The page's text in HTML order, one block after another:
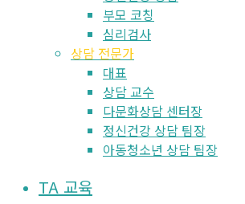
부모 코칭
심리검사
상담 전문가
대표
상담 교수
다문화상담 센터장
정신건강 상담 팀장
아동청소년 상담 팀장
TA 교육